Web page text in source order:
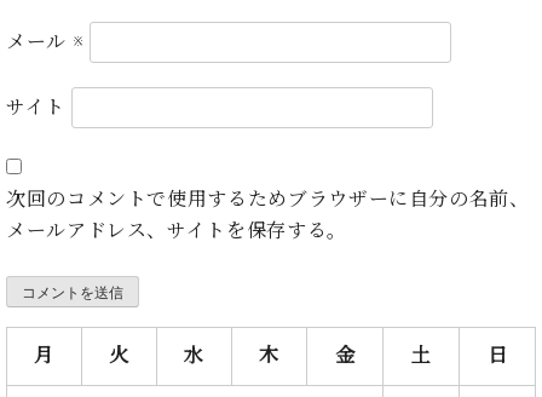
ア
C.
ヒ
シ
ュ
タ
イ
ピ
ノ
の
シ
ジ
ュ
ア
メール ※
サイト
次回のコメントで使用するためブラウザーに自分の名前、
メールアドレス、サイトを保存する。
月 火 水 木 金 土 日